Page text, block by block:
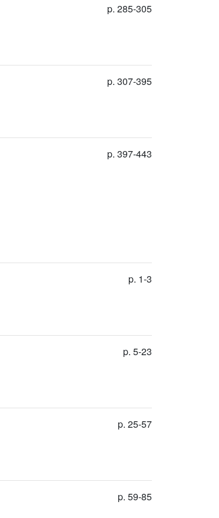
p. 285-305
p. 307-395
p. 397-443
p. 1-3
p. 5-23
p. 25-57
p. 59-85